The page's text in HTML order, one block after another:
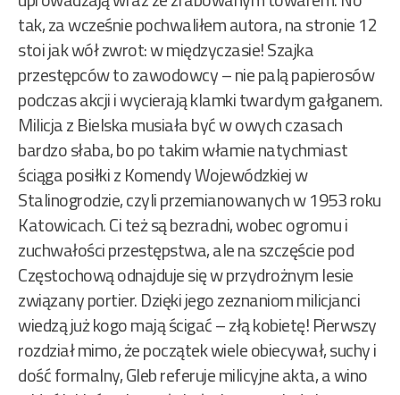
tak, za wcześnie pochwaliłem autora, na stronie 12
stoi jak wół zwrot: w międzyczasie! Szajka
przestępców to zawodowcy – nie palą papierosów
podczas akcji i wycierają klamki twardym gałganem.
Milicja z Bielska musiała być w owych czasach
bardzo słaba, bo po takim włamie natychmiast
ściąga posiłki z Komendy Wojewódzkiej w
Stalinogrodzie, czyli przemianowanych w 1953 roku
Katowicach. Ci też są bezradni, wobec ogromu i
zuchwałości przestępstwa, ale na szczęście pod
Częstochową odnajduje się w przydrożnym lesie
związany portier. Dzięki jego zeznaniom milicjanci
wiedzą już kogo mają ścigać – złą kobietę! Pierwszy
rozdział mimo, że początek wiele obiecywał, suchy i
dość formalny, Gleb referuje milicyjne akta, a wino